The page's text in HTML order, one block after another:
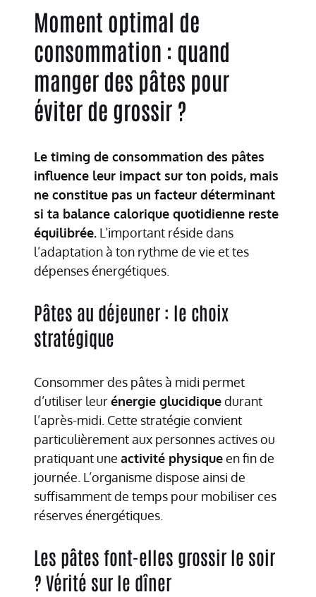
Moment optimal de
consommation : quand
manger des pâtes pour
éviter de grossir ?
Le timing de consommation des pâtes
influence leur impact sur ton poids, mais
ne constitue pas un facteur déterminant
si ta balance calorique quotidienne reste
équilibrée. L’important réside dans
l’adaptation à ton rythme de vie et tes
dépenses énergétiques.
Pâtes au déjeuner : le choix
stratégique
Consommer des pâtes à midi permet
d’utiliser leurénergie glucidiquedurant
l’après-midi. Cette stratégie convient
particulièrement aux personnes actives ou
pratiquant une activité physiqueen fin de
journée. L’organisme dispose ainsi de
suffisamment de temps pour mobiliser ces
réserves énergétiques.
Les pâtes font-elles grossir le soir
? Vérité sur le dîner